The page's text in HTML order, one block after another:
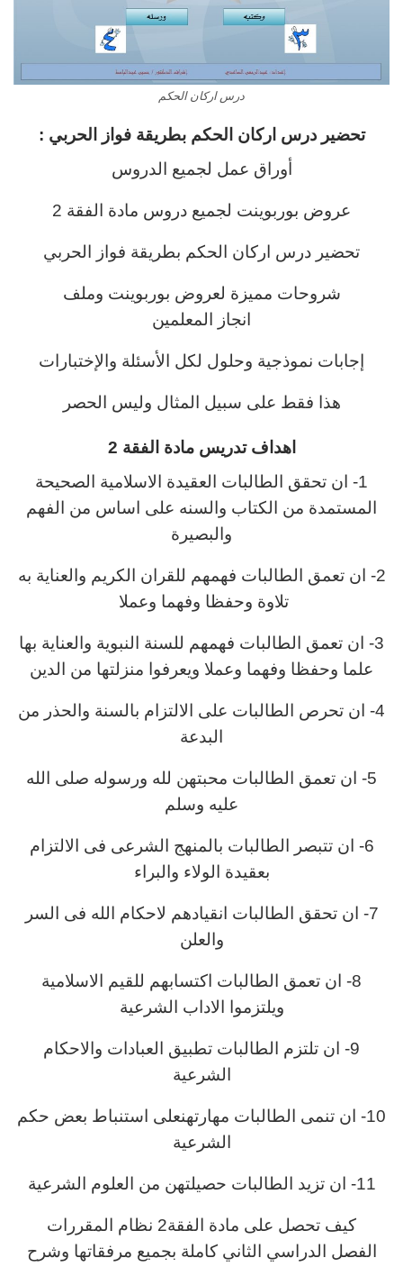
درس اركان الحكم
تحضير درس اركان الحكمبطريقة فواز الحربي :
أوراق عمل لجميع الدروس
عروض بوربوينت لجميع دروس مادة الفقة 2
تحضير درس اركان الحكم بطريقة فواز الحربي
شروحات مميزة لعروض بوربوينت وملف
انجاز المعلمين
إجابات نموذجية وحلول لكل الأسئلة والإختبارات
هذا فقط على سبيل المثال وليس الحصر
اهداف تدريس مادة الفقة 2
1- ان تحقق الطالبات العقيدة الاسلامية الصحيحة
المستمدة من الكتاب والسنه على اساس من الفهم
والبصيرة
2- ان تعمق الطالبات فهمهم للقران الكريم والعناية به
تلاوة وحفظا وفهما وعملا
3- ان تعمق الطالبات فهمهم للسنة النبوية والعناية بها
علما وحفظا وفهما وعملا ويعرفوا منزلتها من الدين
4- ان تحرص الطالبات على الالتزام بالسنة والحذر من
البدعة
5- ان تعمق الطالبات محبتهن لله ورسوله صلى الله
عليه وسلم
6- ان تتبصر الطالبات بالمنهج الشرعى فى الالتزام
بعقيدة الولاء والبراء
7- ان تحقق الطالبات انقيادهم لاحكام الله فى السر
والعلن
8- ان تعمق الطالبات اكتسابهم للقيم الاسلامية
ويلتزموا الاداب الشرعية
9- ان تلتزم الطالبات تطبيق العبادات والاحكام
الشرعية
10- ان تنمى الطالبات مهارتهنعلى استنباط بعض حكم
الشرعية
11- ان تزيد الطالبات حصيلتهن من العلوم الشرعية
كيف تحصل على مادة الفقة2 نظام المقررات
الفصل الدراسي الثاني كاملة بجميع مرفقاتها وشرح